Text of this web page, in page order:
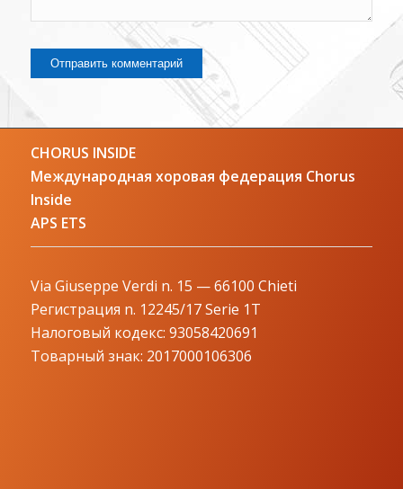
CHORUS INSIDE
Международная хоровая федерация Chorus
Inside
APS ETS
Via Giuseppe Verdi n. 15 — 66100 Chieti
Регистрация n. 12245/17 Serie 1T
Налоговый кодекс: 93058420691
Товарный знак: 2017000106306